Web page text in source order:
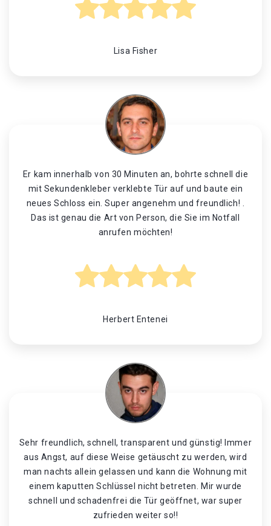
Lisa Fisher
Er kam innerhalb von 30 Minuten an, bohrte schnell die
mit Sekundenkleber verklebte Tür auf und baute ein
neues Schloss ein. Super angenehm und freundlich! .
Das ist genau die Art von Person, die Sie im Notfall
anrufen möchten!
Herbert Entenei
Sehr freundlich, schnell, transparent und günstig! Immer
aus Angst, auf diese Weise getäuscht zu werden, wird
man nachts allein gelassen und kann die Wohnung mit
einem kaputten Schlüssel nicht betreten. Mir wurde
schnell und schadenfrei die Tür geöffnet, war super
zufrieden weiter so!!